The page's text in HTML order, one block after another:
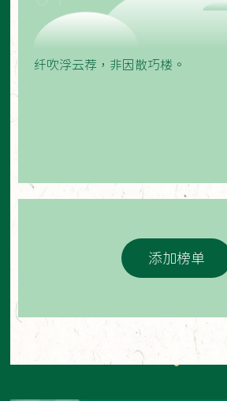
纤吹浮云荐，非因散巧楼。
添加榜单